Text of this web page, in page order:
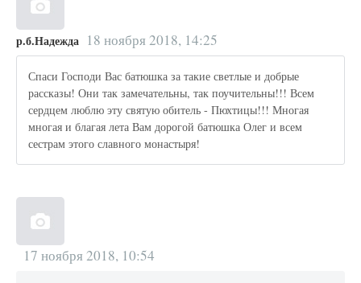
р.б.Надежда 18 ноября 2018, 14:25
Спаси Господи Вас батюшка за такие светлые и добрые
рассказы! Они так замечательны, так поучительны!!! Всем
сердцем люблю эту святую обитель - Пюхтицы!!! Многая
многая и благая лета Вам дорогой батюшка Олег и всем
сестрам этого славного монастыря!
17 ноября 2018, 10:54